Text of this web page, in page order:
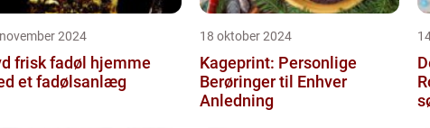
2024
frisk fadøl hjemme
et fadølsanlæg
18 oktober 2024
Kageprint: Personlige
Berøringer til Enhver
Anledning